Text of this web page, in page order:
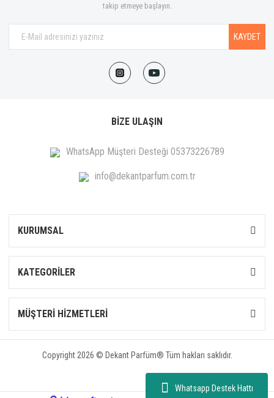
Whatsapp Destek Hattı
takip etmeye başlayın.
KAYDET
BİZE ULAŞIN
WhatsApp Müşteri Desteği 05373226789
info@dekantparfum.com.tr
KURUMSAL
KATEGORİLER
MÜŞTERİ HİZMETLERİ
Copyright 2026 © Dekant Parfüm® Tüm hakları saklıdır.